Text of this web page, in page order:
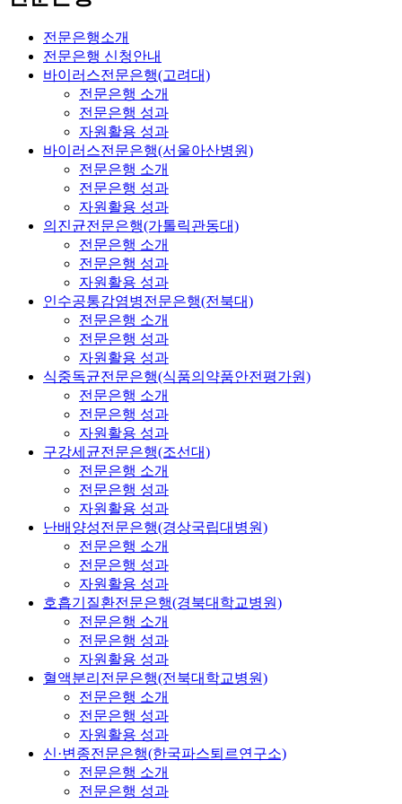
전문은행소개
전문은행 신청안내
바이러스전문은행(고려대)
전문은행 소개
전문은행 성과
자원활용 성과
바이러스전문은행(서울아산병원)
전문은행 소개
전문은행 성과
자원활용 성과
의진균전문은행(가톨릭관동대)
전문은행 소개
전문은행 성과
자원활용 성과
인수공통감염병전문은행(전북대)
전문은행 소개
전문은행 성과
자원활용 성과
식중독균전문은행(식품의약품안전평가원)
전문은행 소개
전문은행 성과
자원활용 성과
구강세균전문은행(조선대)
전문은행 소개
전문은행 성과
자원활용 성과
난배양성전문은행(경상국립대병원)
전문은행 소개
전문은행 성과
자원활용 성과
호흡기질환전문은행(경북대학교병원)
전문은행 소개
전문은행 성과
자원활용 성과
혈액분리전문은행(전북대학교병원)
전문은행 소개
전문은행 성과
자원활용 성과
신·변종전문은행(한국파스퇴르연구소)
전문은행 소개
전문은행 성과